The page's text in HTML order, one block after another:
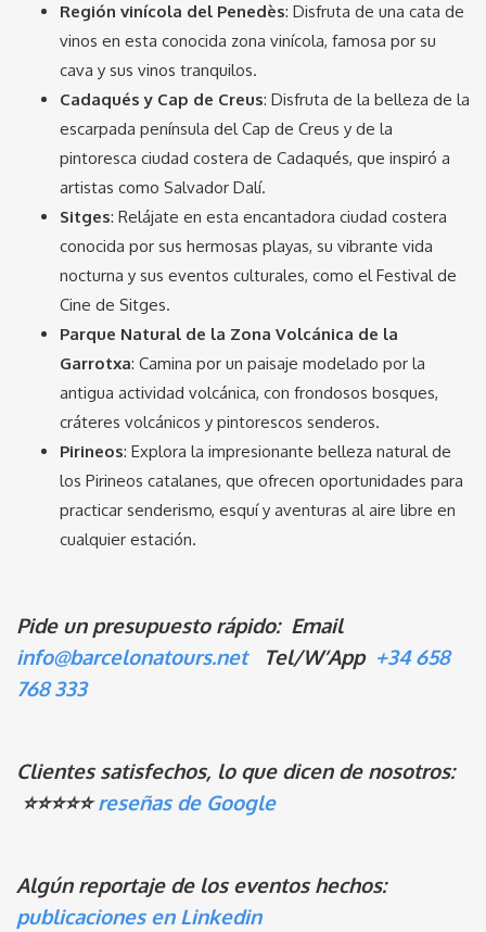
Región vinícola del Penedès: Disfruta de una cata de
vinos en esta conocida zona vinícola, famosa por su
cava y sus vinos tranquilos.
Cadaqués y Cap de Creus: Disfruta de la belleza de la
escarpada península del Cap de Creus y de la
pintoresca ciudad costera de Cadaqués, que inspiró a
artistas como Salvador Dalí.
Sitges: Relájate en esta encantadora ciudad costera
conocida por sus hermosas playas, su vibrante vida
nocturna y sus eventos culturales, como el Festival de
Cine de Sitges.
Parque Natural de la Zona Volcánica de la
Garrotxa: Camina por un paisaje modelado por la
antigua actividad volcánica, con frondosos bosques,
cráteres volcánicos y pintorescos senderos.
Pirineos: Explora la impresionante belleza natural de
los Pirineos catalanes, que ofrecen oportunidades para
practicar senderismo, esquí y aventuras al aire libre en
cualquier estación.
Pide un presupuesto rápido: Email
info@barcelonatours.netTel/W’App +34 658
768 333
Clientes satisfechos, lo que dicen de nosotros:
⭐️⭐️⭐️⭐️⭐️reseñas de Google
Algún reportaje de los eventos hechos:
publicaciones en Linkedin